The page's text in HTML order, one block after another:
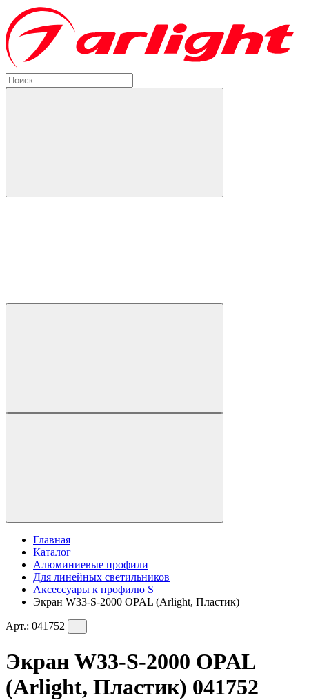
Главная
Каталог
Алюминиевые профили
Для линейных светильников
Аксессуары к профилю S
Экран W33-S-2000 OPAL (Arlight, Пластик)
Арт.: 041752
Экран W33-S-2000 OPAL
(Arlight, Пластик) 041752